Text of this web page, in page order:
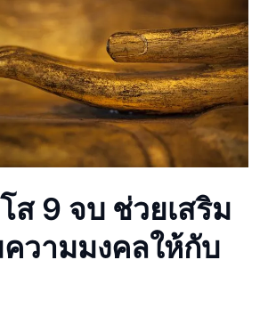
ส 9 จบ ช่วยเสริม
วามมงคลให้กับ